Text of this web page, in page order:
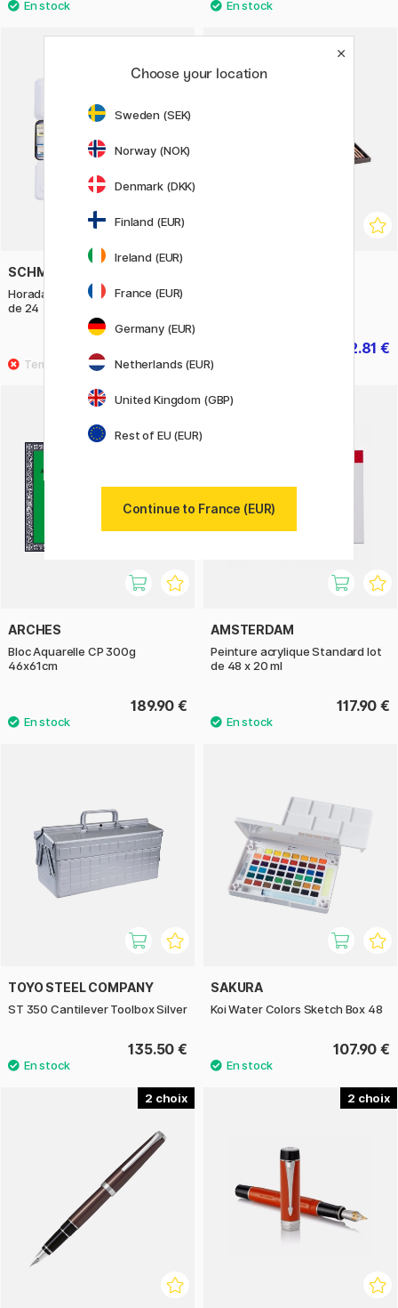
SCHMINCKE
Horadam Aquarell Half Pans lot
de 24
432.81 €
ARCHES
Bloc Aquarelle CP 300g
46x61cm
189.90 €
AMSTERDAM
Peinture acrylique Standard lot
de 48 x 20 ml
117.90 €
TOYO STEEL COMPANY
ST 350 Cantilever Toolbox Silver
135.50 €
SAKURA
Koi Water Colors Sketch Box 48
107.90 €
2 2
Choose your location
Sweden (SEK)
Norway (NOK)
Denmark (DKK)
Finland (EUR)
Ireland (EUR)
France (EUR)
Germany (EUR)
Netherlands (EUR)
United Kingdom (GBP)
Rest of EU (EUR)
Continue to France (EUR)